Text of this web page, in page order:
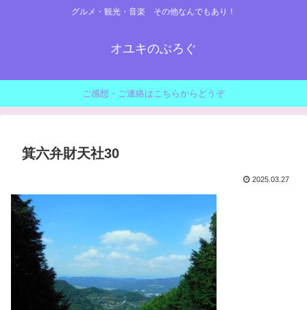
グルメ・観光・音楽 その他なんでもあり！
オユキのぶろぐ
ご感想・ご連絡はこちらからどうぞ
箕六弁財天社30
2025.03.27